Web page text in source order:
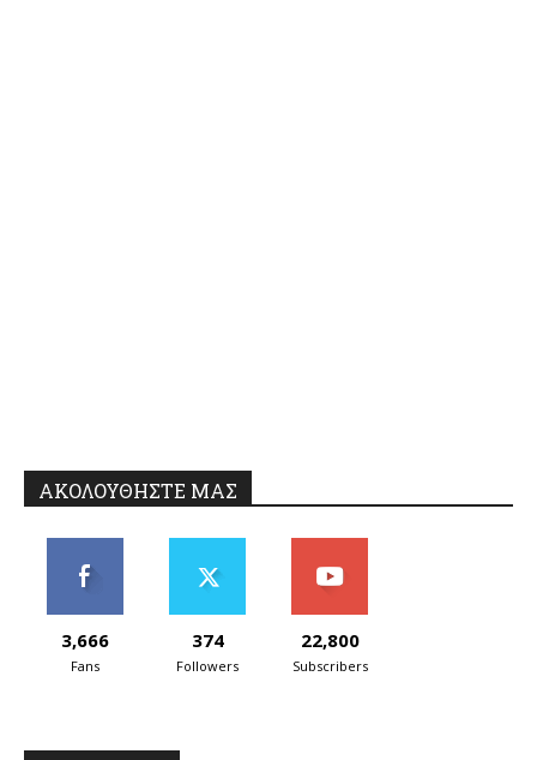
ΑΚΟΛΟΥΘΗΣΤΕ ΜΑΣ
3,666
Fans
374
Followers
22,800
Subscribers